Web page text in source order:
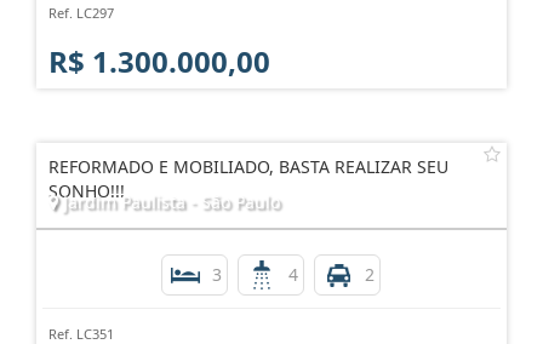
Ref. LC297
R$ 1.300.000,00
REFORMADO E MOBILIADO, BASTA REALIZAR SEU
SONHO!!!
Jardim Paulista - São Paulo
3 4 2
Ref. LC351